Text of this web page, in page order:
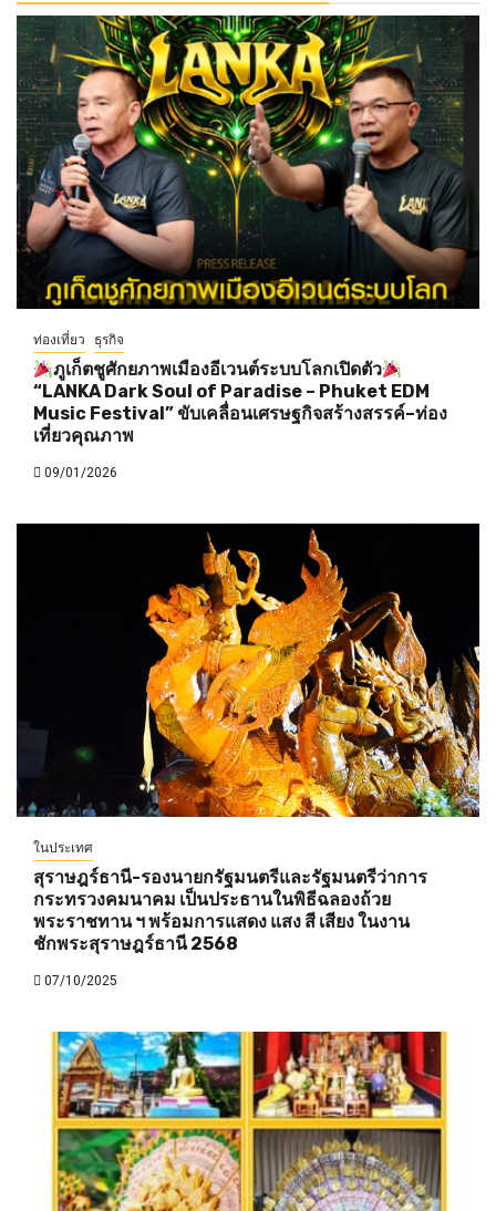
ท่องเที่ยว ธุรกิจ
ภูเก็ตชูศักยภาพเมืองอีเวนต์ระบบโลกเปิดตัว
“LANKA Dark Soul of Paradise – Phuket EDM
Music Festival” ขับเคลื่อนเศรษฐกิจสร้างสรรค์–ท่อง
เที่ยวคุณภาพ
09/01/2026
ในประเทศ
สุราษฎร์ธานี-รองนายกรัฐมนตรีและรัฐมนตรีว่าการ
กระทรวงคมนาคม เป็นประธานในพิธีฉลองถ้วย
พระราชทาน ฯ พร้อมการแสดง แสง สี เสียง ในงาน
ชักพระสุราษฎร์ธานี 2568
07/10/2025